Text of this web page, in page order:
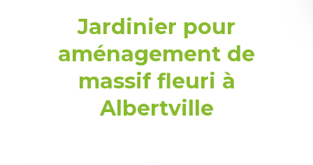
Jardinier pour
aménagement de
massif fleuri à
Albertville